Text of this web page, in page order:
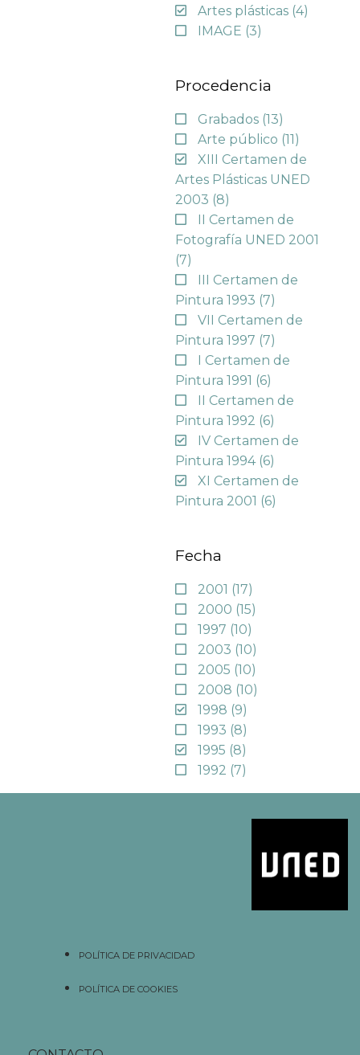
Artes plásticas (4)
IMAGE (3)
Procedencia
Grabados (13)
Arte público (11)
XIII Certamen de
Artes Plásticas UNED
2003 (8)
II Certamen de
Fotografía UNED 2001
(7)
III Certamen de
Pintura 1993 (7)
VII Certamen de
Pintura 1997 (7)
I Certamen de
Pintura 1991 (6)
II Certamen de
Pintura 1992 (6)
IV Certamen de
Pintura 1994 (6)
XI Certamen de
Pintura 2001 (6)
Fecha
2001 (17)
2000 (15)
1997 (10)
2003 (10)
2005 (10)
2008 (10)
1998 (9)
1993 (8)
1995 (8)
1992 (7)
POLÍTICA DE PRIVACIDAD
POLÍTICA DE COOKIES